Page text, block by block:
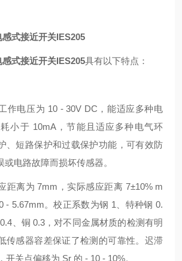
式接近开关IES205
式接近开关IES205具有以下特点：
作电压为 10 - 30V DC，能适应多种电
小于 10mA，节能且适应多种电气环
、短路保护和过载保护功能，可有效防
或电路故障而损坏传感器。
距离为 7mm，实际感应距离 7±10% m
- 5.67mm。校正系数为钢 1、特种钢 0.
、铜 0.3，对不同金属材质的检测有明
传感器容差保证了检测的可靠性。迟滞
开关点偏移为 Sr 的 - 10 - 10%。